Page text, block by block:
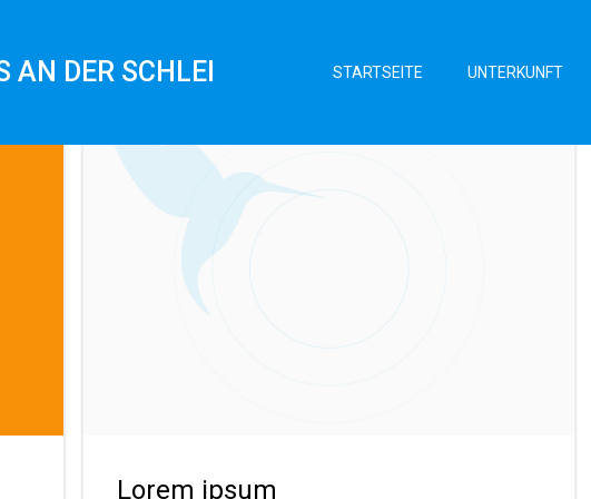
AN DER SCHLEI STARTSEITE UNTERKUNFT
Lorem ipsum